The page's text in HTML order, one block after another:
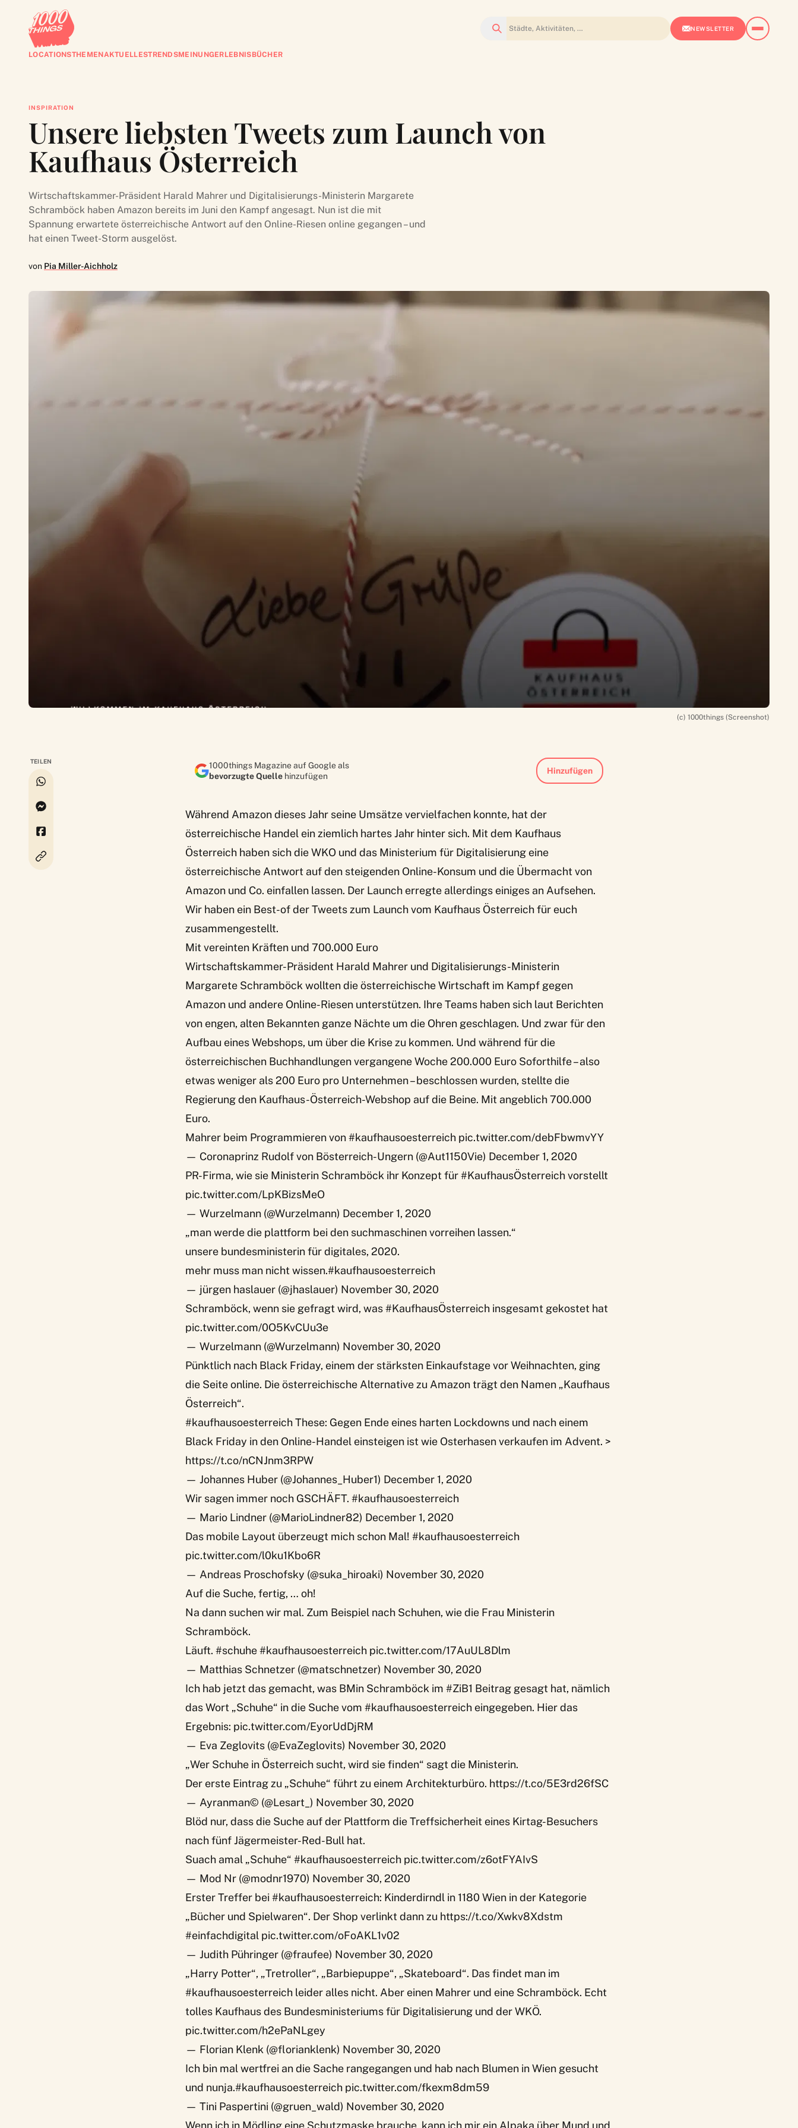
Suchen NEWSLETTER
LOCATIONSTHEMENAKTUELLESTRENDSMEINUNGERLEBNISBÜCHER
INSPIRATION
Unsere liebsten Tweets zum Launch von
Kaufhaus Österreich
Wirtschaftskammer-Präsident Harald Mahrer und Digitalisierungs-Ministerin Margarete
Schramböck haben Amazon bereits im Juni den Kampf angesagt. Nun ist die mit
Spannung erwartete österreichische Antwort auf den Online-Riesen online gegangen – und
hat einen Tweet-Storm ausgelöst.
von Pia Miller-Aichholz
(c) 1000things (Screenshot)
TEILEN
1000things Magazine auf Google als
bevorzugte Quelle hinzufügen
Hinzufügen
Während Amazon dieses Jahr seine Umsätze vervielfachen konnte, hat der
österreichische Handel ein ziemlich hartes Jahr hinter sich. Mit dem Kaufhaus
Österreich haben sich die WKO und das Ministerium für Digitalisierung eine
österreichische Antwort auf den steigenden Online-Konsum und die Übermacht von
Amazon und Co. einfallen lassen. Der Launch erregte allerdings einiges an Aufsehen.
Wir haben ein Best-of der Tweets zum Launch vom Kaufhaus Österreich für euch
zusammengestellt.
Mit vereinten Kräften und 700.000 Euro
Wirtschaftskammer-Präsident Harald Mahrer und Digitalisierungs-Ministerin
Margarete Schramböck wollten die österreichische Wirtschaft im Kampf gegen
Amazon und andere Online-Riesen unterstützen. Ihre Teams haben sich laut Berichten
von engen, alten Bekannten ganze Nächte um die Ohren geschlagen. Und zwar für den
Aufbau eines Webshops, um über die Krise zu kommen. Und während für die
österreichischen Buchhandlungen vergangene Woche 200.000 Euro Soforthilfe – also
etwas weniger als 200 Euro pro Unternehmen – beschlossen wurden, stellte die
Regierung den Kaufhaus-Österreich-Webshop auf die Beine. Mit angeblich 700.000
Euro.
Mahrer beim Programmieren von#kaufhausoesterreich pic.twitter.com/debFbwmvYY
— Coronaprinz Rudolf von Bösterreich-Ungern (@Aut1150Vie) December 1, 2020
PR-Firma, wie sie Ministerin Schramböck ihr Konzept für#KaufhausÖsterreichvorstellt
pic.twitter.com/LpKBizsMeO
— Wurzelmann (@Wurzelmann) December 1, 2020
„man werde die plattform bei den suchmaschinen vorreihen lassen.“
unsere bundesministerin für digitales, 2020.
mehr muss man nicht wissen.#kaufhausoesterreich
— jürgen haslauer (@jhaslauer) November 30, 2020
Schramböck, wenn sie gefragt wird, was#KaufhausÖsterreich insgesamt gekostet hat
pic.twitter.com/0O5KvCUu3e
— Wurzelmann (@Wurzelmann) November 30, 2020
Pünktlich nach Black Friday, einem der stärksten Einkaufstage vor Weihnachten, ging
die Seite online. Die österreichische Alternative zu Amazon trägt den Namen „Kaufhaus
Österreich“.
#kaufhausoesterreichThese: Gegen Ende eines harten Lockdowns und nach einem
Black Friday in den Online-Handel einsteigen ist wie Osterhasen verkaufen im Advent. >
https://t.co/nCNJnm3RPW
— Johannes Huber (@Johannes_Huber1) December 1, 2020
Wir sagen immer noch GSCHÄFT. #kaufhausoesterreich
— Mario Lindner (@MarioLindner82) December 1, 2020
Das mobile Layout überzeugt mich schon Mal! #kaufhausoesterreich
pic.twitter.com/l0ku1Kbo6R
— Andreas Proschofsky (@suka_hiroaki) November 30, 2020
Auf die Suche, fertig, … oh!
Na dann suchen wir mal. Zum Beispiel nach Schuhen, wie die Frau Ministerin
Schramböck.
Läuft. #schuhe#kaufhausoesterreich pic.twitter.com/17AuUL8Dlm
— Matthias Schnetzer (@matschnetzer) November 30, 2020
Ich hab jetzt das gemacht, was BMin Schramböck im #ZiB1 Beitrag gesagt hat, nämlich
das Wort „Schuhe“ in die Suche vom #kaufhausoesterreich eingegeben. Hier das
Ergebnis: pic.twitter.com/EyorUdDjRM
— Eva Zeglovits (@EvaZeglovits) November 30, 2020
„Wer Schuhe in Österreich sucht, wird sie finden“ sagt die Ministerin.
Der erste Eintrag zu „Schuhe“ führt zu einem Architekturbüro. https://t.co/5E3rd26fSC
— Ayranman© (@Lesart_) November 30, 2020
Blöd nur, dass die Suche auf der Plattform die Treffsicherheit eines Kirtag-Besuchers
nach fünf Jägermeister-Red-Bull hat.
Suach amal „Schuhe“ #kaufhausoesterreich pic.twitter.com/z6otFYAIvS
— Mod Nr (@modnr1970) November 30, 2020
Erster Treffer bei #kaufhausoesterreich: Kinderdirndl in 1180 Wien in der Kategorie
„Bücher und Spielwaren“. Der Shop verlinkt dann zu https://t.co/Xwkv8Xdstm
#einfachdigital pic.twitter.com/oFoAKL1v02
— Judith Pühringer (@fraufee) November 30, 2020
„Harry Potter“, „Tretroller“, „Barbiepuppe“, „Skateboard“. Das findet man im
#kaufhausoesterreich leider alles nicht. Aber einen Mahrer und eine Schramböck. Echt
tolles Kaufhaus des Bundesministeriums für Digitalisierung und der WKÖ.
pic.twitter.com/h2ePaNLgey
— Florian Klenk (@florianklenk) November 30, 2020
Ich bin mal wertfrei an die Sache rangegangen und hab nach Blumen in Wien gesucht
und nunja.#kaufhausoesterreich pic.twitter.com/fkexm8dm59
— Tini Paspertini (@gruen_wald) November 30, 2020
Wenn ich in Mödling eine Schutzmaske brauche, kann ich mir ein Alpaka über Mund und